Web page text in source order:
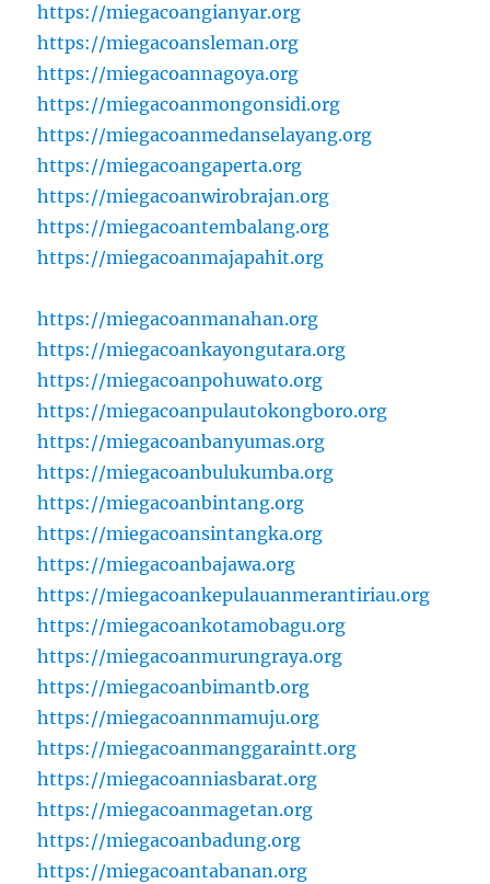
https://miegacoangianyar.org
https://miegacoansleman.org
https://miegacoannagoya.org
https://miegacoanmongonsidi.org
https://miegacoanmedanselayang.org
https://miegacoangaperta.org
https://miegacoanwirobrajan.org
https://miegacoantembalang.org
https://miegacoanmajapahit.org
https://miegacoanmanahan.org
https://miegacoankayongutara.org
https://miegacoanpohuwato.org
https://miegacoanpulautokongboro.org
https://miegacoanbanyumas.org
https://miegacoanbulukumba.org
https://miegacoanbintang.org
https://miegacoansintangka.org
https://miegacoanbajawa.org
https://miegacoankepulauanmerantiriau.org
https://miegacoankotamobagu.org
https://miegacoanmurungraya.org
https://miegacoanbimantb.org
https://miegacoannmamuju.org
https://miegacoanmanggaraintt.org
https://miegacoanniasbarat.org
https://miegacoanmagetan.org
https://miegacoanbadung.org
https://miegacoantabanan.org